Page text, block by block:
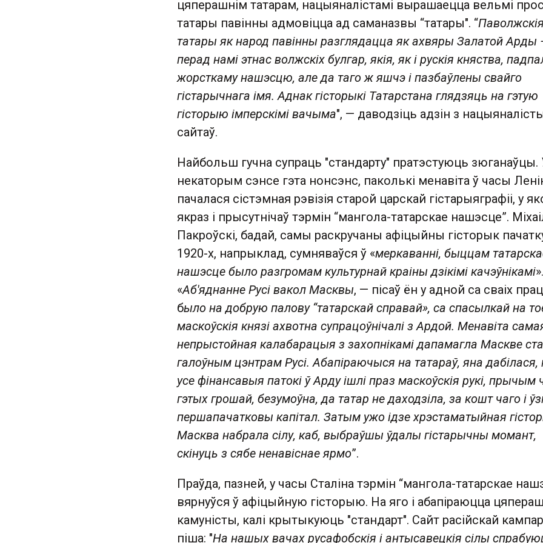
цяперашнім татарам, нацыяналістамі вырашаецца вельмі
татары павінны адмовіцца ад саманазвы “татары". “Паволжскія
татары як народ павінны разглядацца як ахвяры Залатой Арды
перад намі этнас волжскіх булгар, якія, як і рускія княства,
жорсткаму нашэсцю, але да таго ж яшчэ і пазбаўлены свайго
гістарычнага імя. Аднак гісторыкі Татарстана глядзяць на гэтую
гісторыю імперскімі вачыма", — даводзіць адзін з
сайтаў.
Найбольш гучна супраць "стандарту" пратэстуюць зюганаўцы.
некаторым сэнсе гэта нонсэнс, паколькі менавіта ў часы
пачалася сістэмная рэвізія старой царскай гістарыяграфіі, у
якраз і прысутнічаў тэрмін “мангола-татарскае нашэсце”.
Пакроўскі, бадай, самы раскручаны афіцыйны гісторык
1920-х, напрыклад, сумняваўся ў «меркаванні, быццам
нашэсце было разгромам культурнай краіны дзікімі качэўнікамі».
«Аб'яднанне Русі вакол Масквы, — пісаў ён у адной са сваіх
было на добрую палову “татарскай справай», са спасылкай на
маскоўскія князі ахвотна супрацоўнічалі з Ардой. Менавіта
непрыстойная калабарацыя з захопнікамі дапамагла Маскве
галоўным цэнтрам Русі. Абапіраючыся на татараў, яна дабілася,
усе фінансавыя патокі ў Арду ішлі праз маскоўскія рукі, прычым
гэтых грошай, безумоўна, да татар не даходзіла, за кошт чаго і
першапачатковы капітал. Затым ужо ідзе хрэстаматыйная
Масква набрала сілу, каб, выбраўшы ўдалы гістарычны момант,
скінуць з сябе ненавіснае ярмо”.
Праўда, пазней, у часы Сталіна тэрмін “мангола-татарскае
вярнуўся ў афіцыйную гісторыю. На яго і абапіраюцца
камуністы, калі крытыкуюць "стандарт". Сайт расійскай
піша: "На нашых вачах русафобскія і антысавецкія сілы